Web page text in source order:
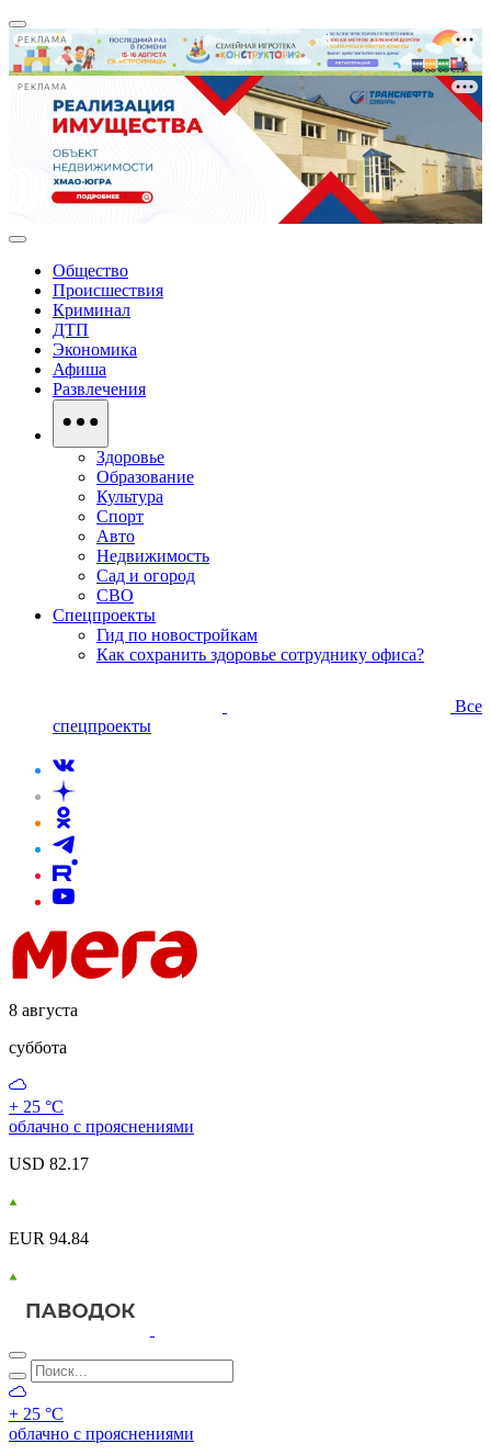
РЕКЛАМА
РЕКЛАМА
Общество
Происшествия
Криминал
ДТП
Экономика
Афиша
Развлечения
Здоровье
Образование
Культура
Спорт
Авто
Недвижимость
Сад и огород
СВО
Спецпроекты
Гид по новостройкам
Как сохранить здоровье сотруднику офиса?
Все
спецпроекты
8 августа
суббота
+ 25 °С
облачно с прояснениями
USD 82.17
EUR 94.84
+ 25 °С
облачно с прояснениями